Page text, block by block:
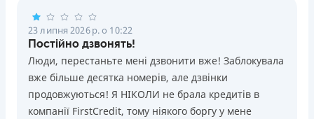
23 липня 2026 р. о 10:22
Постійно дзвонять!
Люди, перестаньте мені дзвонити вже! Заблокувала
вже більше десятка номерів, але дзвінки
продовжуються! Я НІКОЛИ не брала кредитів в
компанії FirstCredit, тому ніякого боргу у мене